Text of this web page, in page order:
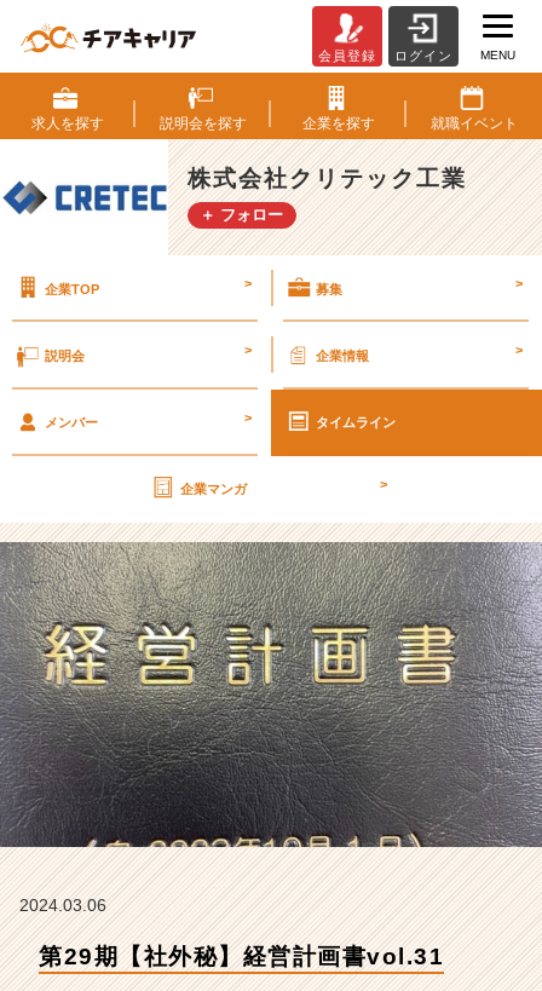
2
9
期
【社
外
秘】
画
o
【株
式
会
社
ク
リ
テ
ッ
ク
工
業
の
タ
イ
ム
|
ベ
会員登録 ログイン MENU
求人を探す 説明会を探す 企業を探す 就職イベント
株式会社クリテック工業
＋ フォロー
企業TOP > 募集 >
説明会 > 企業情報 >
メンバー > タイムライン
企業マンガ >
2024.03.06
第29期【社外秘】経営計画書vol.31